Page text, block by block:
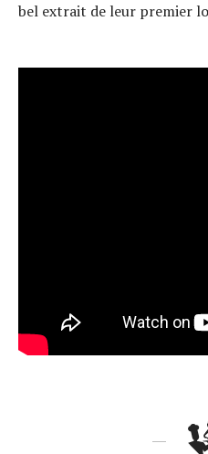
bel extrait de leur premier